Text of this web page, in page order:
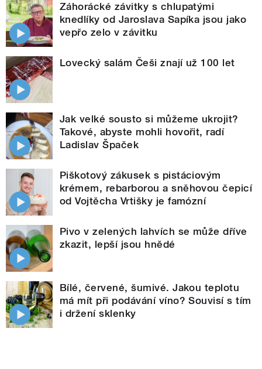
Záhorácké závitky s chlupatými
knedlíky od Jaroslava Sapíka jsou jako
vepřo zelo v závitku
Lovecký salám Češi znají už 100 let
Jak velké sousto si můžeme ukrojit?
Takové, abyste mohli hovořit, radí
Ladislav Špaček
Piškotový zákusek s pistáciovým
krémem, rebarborou a sněhovou čepicí
od Vojtěcha Vrtišky je famózní
Pivo v zelených lahvích se může dříve
zkazit, lepší jsou hnědé
Bílé, červené, šumivé. Jakou teplotu
má mít při podávání víno? Souvisí s tím
i držení sklenky